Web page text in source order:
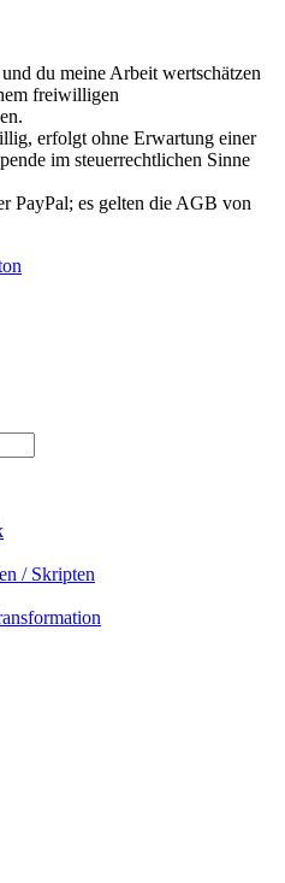
du meine Arbeit wertschätzen
freiwilligen
erfolgt ohne Erwartung einer
im steuerrechtlichen Sinne
PayPal; es gelten die AGB von
/ Skripten